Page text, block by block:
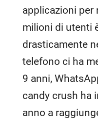
applicazioni per
milioni di utenti
drasticamente
telefono ci ha
9 anni,
candy crush ha
anno a